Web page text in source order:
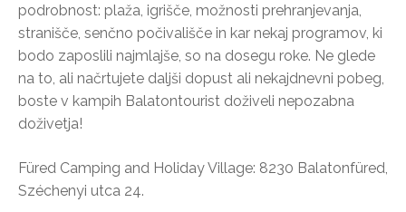
podrobnost: plaža, igrišče, možnosti prehranjevanja,
stranišče, senčno počivališče in kar nekaj programov, ki
bodo zaposlili najmlajše, so na dosegu roke. Ne glede
na to, ali načrtujete daljši dopust ali nekajdnevni pobeg,
boste v kampih Balatontourist doživeli nepozabna
doživetja!
Füred Camping and Holiday Village: 8230 Balatonfüred,
Széchenyi utca 24.